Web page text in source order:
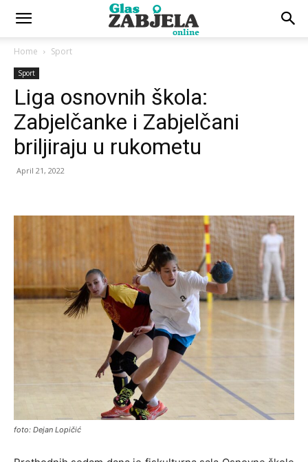
Home Sport
Sport
Liga osnovnih škola:
Zabjelčanke i Zabjelčani
briljiraju u rukometu
April 21, 2022
foto: Dejan Lopičić